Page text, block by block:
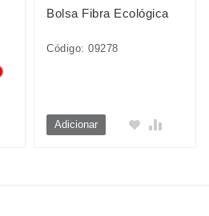
Bolsa Fibra Ecológica
Código: 09278
Adicionar